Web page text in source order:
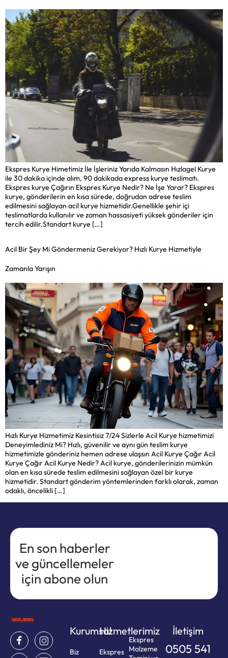
Ekspres Kurye Himetimiz İle İşleriniz Yarıda Kalmasın Hızlagel Kurye
ile 30 dakika içinde alım, 90 dakikada express kurye teslimatı.
Ekspres kurye Çağırın Ekspres Kurye Nedir? Ne İşe Yarar? Ekspres
kurye, gönderilerin en kısa sürede, doğrudan adrese teslim
edilmesini sağlayan acil kurye hizmetidir.Genellikle şehir içi
teslimatlarda kullanılır ve zaman hassasiyeti yüksek gönderiler için
tercih edilir.Standart kurye […]
Acil Bir Şey Mi Göndermeniz Gerekiyor? Hızlı Kurye Hizmetiyle
Zamanla Yarışın
Hızlı Kurye Hizmetimiz Kesintisiz 7/24 Sizlerle Acil Kurye hizmetimizi
Deneyimlediniz Mi? Hızlı, güvenilir ve aynı gün teslim kurye
hizmetimizle gönderiniz hemen adrese ulaşsın Acil Kurye Çağır Acil
Kurye Çağır Acil Kurye Nedir? Acil kurye, gönderilerinizin mümkün
olan en kısa sürede teslim edilmesini sağlayan özel bir kurye
hizmetidir. Standart gönderim yöntemlerinden farklı olarak, zaman
odaklı, öncelikli […]
En son haberler
ve güncellemeler
için abone olun
Kurumsal
Biz
Hizmetlerimiz
Ekspres
Ekspres
Malzeme
İletişim
0505 541